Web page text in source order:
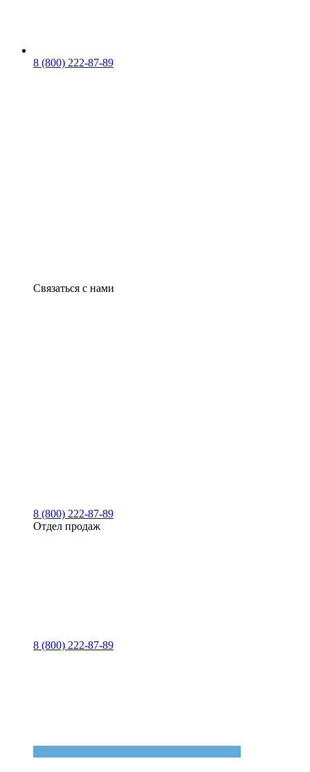
8 (800) 222-87-89
Связаться с нами
8 (800) 222-87-89
Отдел продаж
8 (800) 222-87-89